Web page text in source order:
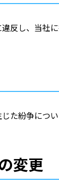
反し、当社
た紛争につ
変更